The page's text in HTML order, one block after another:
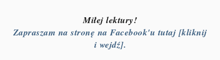
Miłej lektury!
Zapraszam na stronę na Facebook'u tutaj [kliknij
i wejdź].